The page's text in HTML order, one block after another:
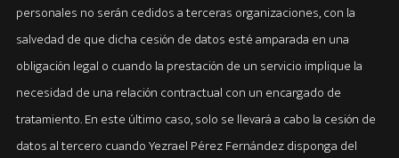
personales no serán cedidos a terceras organizaciones, con la
salvedad de que dicha cesión de datos esté amparada en una
obligación legal o cuando la prestación de un servicio implique la
necesidad de una relación contractual con un encargado de
tratamiento. En este último caso, solo se llevará a cabo la cesión de
datos al tercero cuando Yezrael Pérez Fernández disponga del